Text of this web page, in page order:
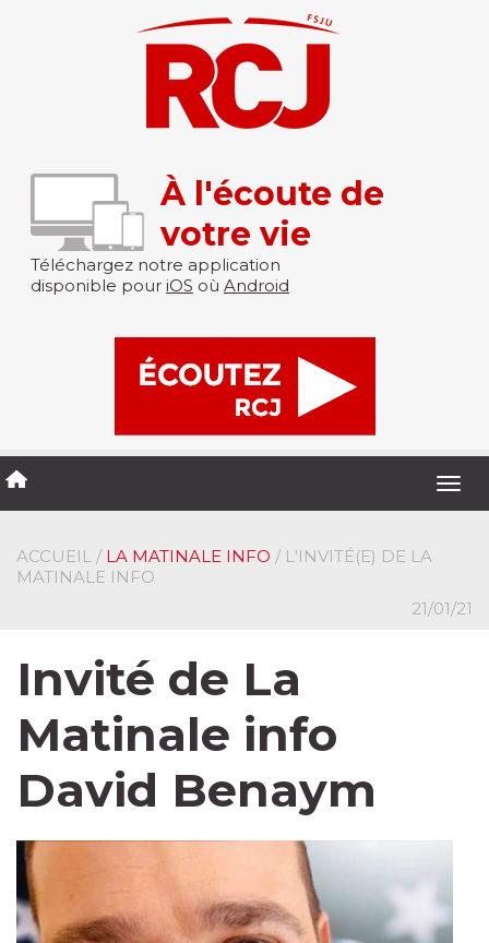
À l'écoute de
votre vie
Téléchargez notre application
disponible pour iOS où Android
ACCUEIL / LA MATINALE INFO / L'INVITÉ(E) DE LA
MATINALE INFO
21/01/21
Invité de La
Matinale info
David Benaym